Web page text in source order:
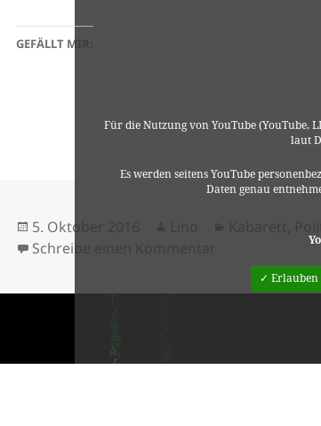
Für die Nutzung von YouTube (YouTube,
laut
Es werden seitens YouTube
Daten genau
✓ Erlauben
GEFÄLLT MIR:
Veröffentlicht
am
5. Oktober 2016
Schreibe einen Kommentar
zu 3Sat